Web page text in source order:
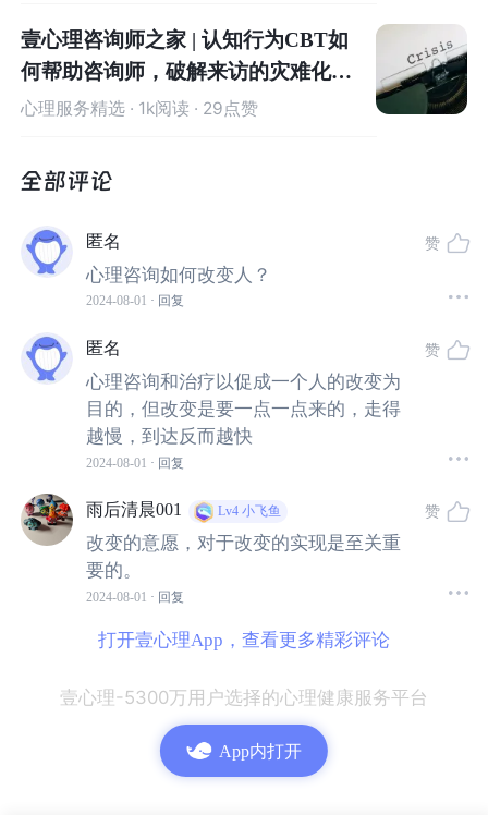
法则》及心理健康和人际关系领域其他立法的法律，它定
义并保留了心理治疗的实践以及心理治疗师的职衔。
针对精神障碍、行为障碍或任何其他引起心理痛苦或困
扰的问题的治疗，旨在促进来访者的认知、情感或行为
功能、人际关系体系、人格或健康状况发生重大的改
变。这种治疗超出了解决常见问题或是仅仅提供建议或
可见，心理治疗与其他医疗专业人士的治疗是不同的，它
更侧重于那些组织并调节人的精神和心理功能的因素，且
是在科学界公认的理论学派（心理治疗的主要学派包括人
本主义疗法、认知行为疗法、系统疗法，以及精神分析疗
法等等）指导下进行的。莫妮卡·布里永博士在书中更多的
是用精神分析疗法。
今天的文章，我将结合《心理治疗如何改变人》这本书来
中慢慢改变的。
莫妮卡·布里永在书中强调，心理治疗中的改变，是一个难
以预测的过程，因为改变是一种动态的、主动和渐进的现
象。但改变的轨迹也是存在的，需要心理治疗师和来访者
壹心理咨询师之家 | 认知行为CBT如
何帮助咨询师，破解来访的灾难化思
维
心理服务精选 · 1k阅读 · 29点赞
匿名
心理咨询如何改变人？
2024-08-01 · 回复
赞
匿名
心理咨询和治疗以促成一个人的改变为
目的，但改变是要一点一点来的，走得
越慢，到达反而越快
2024-08-01 · 回复
赞
雨后清晨001 Lv4 小飞鱼
改变的意愿，对于改变的实现是至关重
要的。
2024-08-01 · 回复
赞
打开壹心理App，查看更多精彩评论
壹心理-5300万用户选择的心理健康服务平台
App内打开